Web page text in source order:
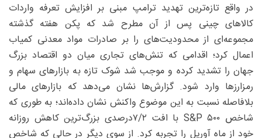
در واقع تازه‌ترین تهدید ترامپ مبنی بر افزایش تعرفه واردات
کالاهای چینی پس از آن مطرح شد که پکن هفته گذشته
مجموعه‌ای از محدودیت‌های را بر صادرات مواد معدنی کمیاب
اعمال کرد؛ اقدامی که تنش‌های تجاری میان دو اقتصاد بزرگ
جهان را تشدید کرده و موجب شد شوک تازه به بازارهای سهام و
رمزارزها وارد شود. گزارش‌ها نشان می‌دهد که بازارهای مالی
بلافاصله نسبت به این موضوع واکنش نشان داده‌اند؛ به طوری که
شاخص ۵۰۰ S&P با افت ۷/‌۲‌‌درصدی بزرگ‌ترین کاهش روزانه
خود از ماه آوریل را تجربه کرد. از سوی دیگر در حالی که شاخص